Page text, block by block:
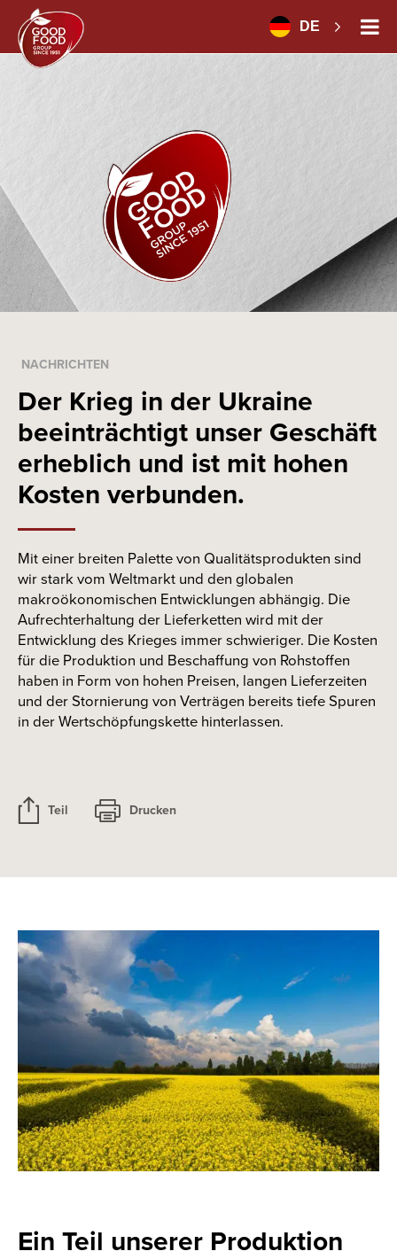
DE
NACHRICHTEN
Der Krieg in der Ukraine
beeinträchtigt unser Geschäft
erheblich und ist mit hohen
Kosten verbunden.
Mit einer breiten Palette von Qualitätsprodukten sind
wir stark vom Weltmarkt und den globalen
makroökonomischen Entwicklungen abhängig. Die
Aufrechterhaltung der Lieferketten wird mit der
Entwicklung des Krieges immer schwieriger. Die Kosten
für die Produktion und Beschaffung von Rohstoffen
haben in Form von hohen Preisen, langen Lieferzeiten
und der Stornierung von Verträgen bereits tiefe Spuren
in der Wertschöpfungskette hinterlassen.
Teil Drucken
Ein Teil unserer Produktion